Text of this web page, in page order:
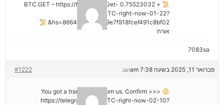
📜 + 0.75523032 BTC.GET – https://telegra.ph/Get-
BTC-right-now-01-22?
hs=8664c520642b9e7f918fcef491c8bf02& 📜
אורח
7083sa
פברואר 11, 2025 בשעה 7:38 am #1222 הגב
📀 You got a transaction from us. Confirm >>>
https://telegra.ph/Get-BTC-right-now-02-10?